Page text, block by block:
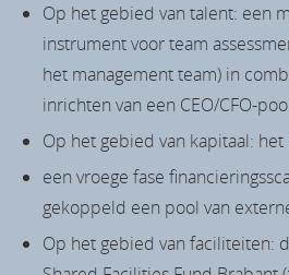
Op het gebied van talent: een
instrument voor team
het management team) in
inrichten van een CEO/CFO-
Op het gebied van kapitaal:
een vroege fase
gekoppeld een pool van
Op het gebied van faciliteiten: